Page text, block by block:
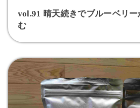
vol.91 晴天続きでブルーベリー
む